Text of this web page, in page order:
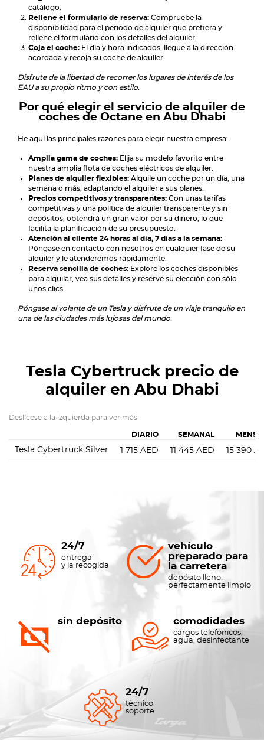
catálogo.
Rellene el formulario de reserva: Compruebe la
disponibilidad para el periodo de alquiler que prefiera y
rellene el formulario con los detalles del alquiler.
Coja el coche: El día y hora indicados, llegue a la dirección
acordada y recoja su coche de alquiler.
Disfrute de la libertad de recorrer los lugares de interés de los
EAU a su propio ritmo y con estilo.
Por qué elegir el servicio de alquiler de
coches de Octane en Abu Dhabi
He aquí las principales razones para elegir nuestra empresa:
Amplia gama de coches: Elija su modelo favorito entre
nuestra amplia flota de coches eléctricos de alquiler.
Planes de alquiler flexibles: Alquile un coche por un día, una
semana o más, adaptando el alquiler a sus planes.
Precios competitivos y transparentes: Con unas tarifas
competitivas y una política de alquiler transparente y sin
depósitos, obtendrá un gran valor por su dinero, lo que
facilita la planificación de su presupuesto.
Atención al cliente 24 horas al día, 7 días a la semana:
Póngase en contacto con nosotros en cualquier fase de su
alquiler y le atenderemos rápidamente.
Reserva sencilla de coches: Explore los coches disponibles
para alquilar, vea sus detalles y reserve su elección con sólo
unos clics.
Póngase al volante de un Tesla y disfrute de un viaje tranquilo en
una de las ciudades más lujosas del mundo.
Tesla Cybertruck precio de
alquiler en Abu Dhabi
Deslícese a la izquierda para ver más
DIARIO SEMANAL
Tesla Cybertruck Silver 1 715 AED 11 445 AED 15 390
24/7
entrega
y la recogida
vehículo
preparado para
la carretera
depósito lleno,
perfectamente limpio
sin depósito comodidades
cargos telefónicos,
agua, desinfectante
24/7
técnico
soporte